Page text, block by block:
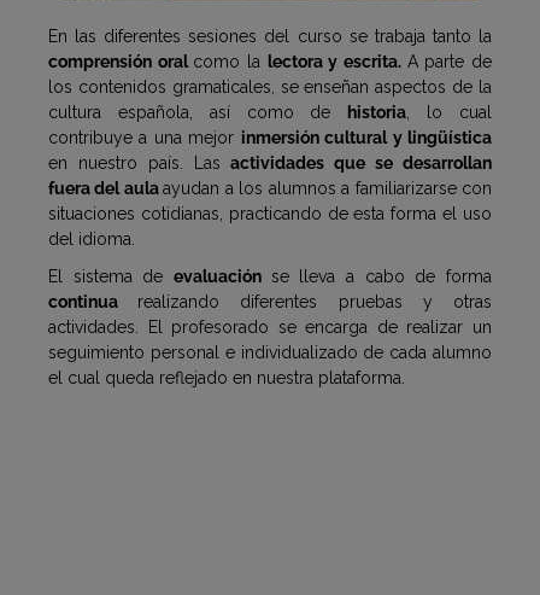
En las diferentes sesiones del curso se trabaja tanto la
comprensión oral como la lectora y escrita. A parte de
los contenidos gramaticales, se enseñan aspectos de la
cultura española, así como de
historia, lo cual
contribuye a una mejor inmersión cultural y lingüística
en nuestro país. Lasactividades que se desarrollan
fuera del aulaayudan a los alumnos a familiarizarse con
situaciones cotidianas, practicando de esta forma el uso
del idioma.
El sistema de evaluación se lleva a cabo de forma
continua realizando diferentes pruebas y otras
actividades. El profesorado se encarga de realizar un
seguimiento personal e individualizado de cada alumno
el cual queda reflejado en nuestra plataforma.